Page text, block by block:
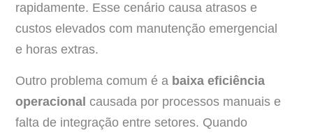
rapidamente. Esse cenário causa atrasos e
custos elevados com manutenção emergencial
e horas extras.
Outro problema comum é a baixa eficiência
operacional causada por processos manuais e
falta de integração entre setores. Quando